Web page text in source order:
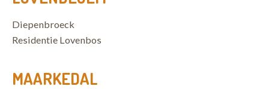
Diepenbroeck
Residentie Lovenbos
MAARKEDAL